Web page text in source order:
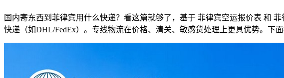
国内寄东西到菲律宾用什么快递？看这篇就够了，基于 菲律宾空运报价表 和
快递（如DHL/FedEx）。专线物流在价格、清关、敏感货处理上更具优势。下